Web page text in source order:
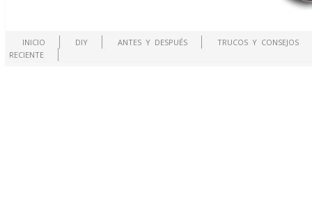
INICIO DIY ANTES Y DESPUÉS
TRUCOS Y CONSEJOS
RECIENTE